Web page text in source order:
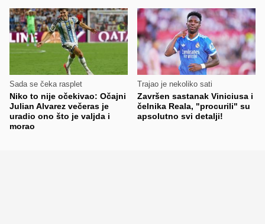
Sada se čeka rasplet
Niko to nije očekivao: Očajni
Julian Alvarez večeras je
uradio ono što je valjda i
morao
Trajao je nekoliko sati
Završen sastanak Viniciusa i
čelnika Reala, "procurili" su
apsolutno svi detalji!